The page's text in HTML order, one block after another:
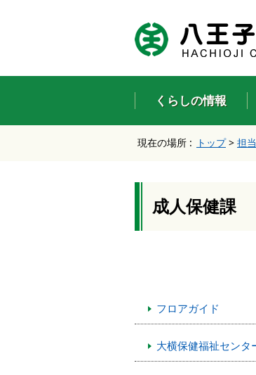
ン
タ
ー
キ
ナ
ビ
シ
を
本
くらしの情報
現在の場所 : トップ> 担
成人保健課
フロアガイド
大横保健福祉センタ